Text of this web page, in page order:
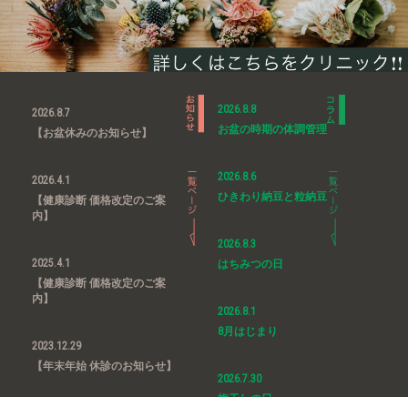
2026.8.7
【お盆休みのお知らせ】
2026.4.1
【健康診断 価格改定のご案
内】
2025.4.1
【健康診断 価格改定のご案
内】
2023.12.29
【年末年始 休診のお知らせ】
2026.8.8
お盆の時期の体調管理
2026.8.6
ひきわり納豆と粒納豆
2026.8.3
はちみつの日
2026.8.1
8月はじまり
2026.7.30